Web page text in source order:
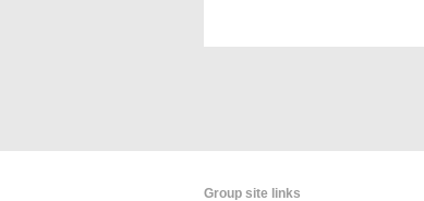
Group site links